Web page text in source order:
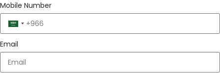
Mobile Number
Saudi
Arabia
+966
Email